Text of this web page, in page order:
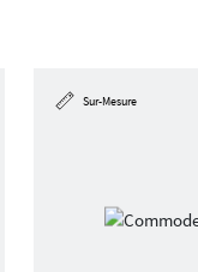
Sur-Mesure